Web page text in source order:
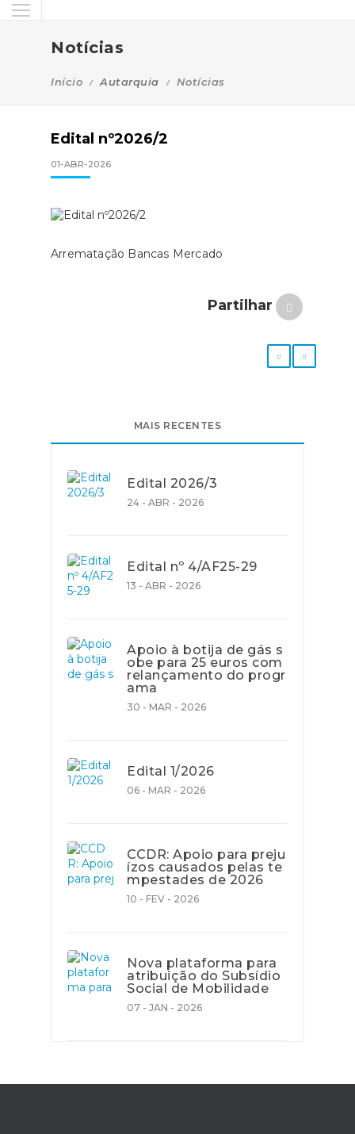
Notícias
Início Autarquia Notícias
Edital nº2026/2
01-ABR-2026
Arrematação Bancas Mercado
Partilhar
MAIS RECENTES
Edital 2026/3
24 - ABR - 2026
Edital nº 4/AF25-29
13 - ABR - 2026
Apoio à botija de gás s
obe para 25 euros com
relançamento do progr
ama
30 - MAR - 2026
Edital 1/2026
06 - MAR - 2026
CCDR: Apoio para preju
ízos causados pelas te
mpestades de 2026
10 - FEV - 2026
Nova plataforma para
atribuição do Subsídio
Social de Mobilidade
07 - JAN - 2026